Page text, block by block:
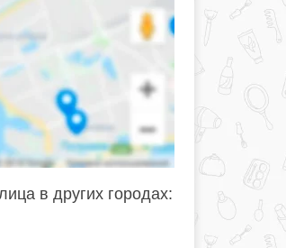
в других городах: